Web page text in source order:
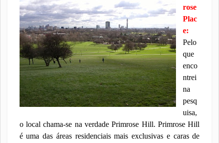
rose
Plac
e:
Pelo
que
enco
ntrei
na
pesq
uisa,
o local chama-se na verdade Primrose Hill. Primrose Hill
é uma das áreas residenciais mais exclusivas e caras de